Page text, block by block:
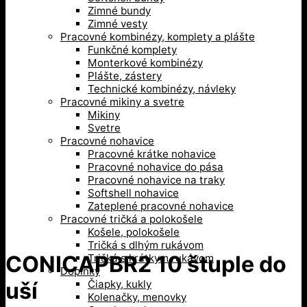
Zimné bundy
Zimné vesty
Pracovné kombinézy, komplety a plášte
Funkčné komplety
Monterkové kombinézy
Plášte, zástery
Technické kombinézy, návleky
Pracovné mikiny a svetre
Mikiny
Svetre
Pracovné nohavice
Pracovné krátke nohavice
Pracovné nohavice do pása
Pracovné nohavice na traky
Softshell nohavice
Zateplené pracovné nohavice
Pracovné tričká a polokošele
Košele, polokošele
Tričká s dlhým rukávom
Tričká s krátkym rukávom
Doplnky
Čiapky, kukly
Kolenačky, menovky
CONICAPBR2 10 štuple do
uší